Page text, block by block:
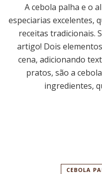
A cebola palha e o
especiarias excelentes,
receitas tradicionais.
artigo! Dois
cena, adicionando
pratos, são a
ingredientes,
CEBOLA